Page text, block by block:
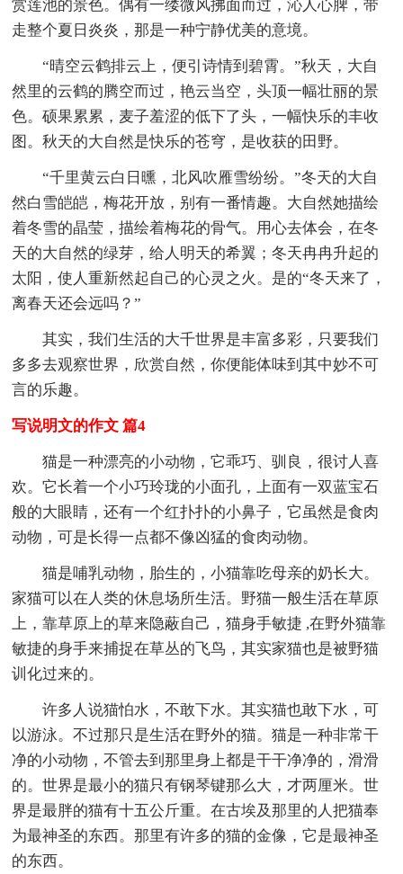
赏莲池的景色。偶有一缕微风拂面而过，沁人心脾，带
走整个夏日炎炎，那是一种宁静优美的意境。
“晴空云鹤排云上，便引诗情到碧霄。”秋天，大自
然里的云鹤的腾空而过，艳云当空，头顶一幅壮丽的景
色。硕果累累，麦子羞涩的低下了头，一幅快乐的丰收
图。秋天的大自然是快乐的苍穹，是收获的田野。
“千里黄云白日曛，北风吹雁雪纷纷。”冬天的大自
然白雪皑皑，梅花开放，别有一番情趣。大自然她描绘
着冬雪的晶莹，描绘着梅花的骨气。用心去体会，在冬
天的大自然的绿芽，给人明天的希翼；冬天冉冉升起的
太阳，使人重新然起自己的心灵之火。是的“冬天来了，
离春天还会远吗？”
其实，我们生活的大千世界是丰富多彩，只要我们
多多去观察世界，欣赏自然，你便能体味到其中妙不可
言的乐趣。
写说明文的作文 篇4
猫是一种漂亮的小动物，它乖巧、驯良，很讨人喜
欢。它长着一个小巧玲珑的小面孔，上面有一双蓝宝石
般的大眼睛，还有一个红扑扑的小鼻子，它虽然是食肉
动物，可是长得一点都不像凶猛的食肉动物。
猫是哺乳动物，胎生的，小猫靠吃母亲的奶长大。
家猫可以在人类的休息场所生活。野猫一般生活在草原
上，靠草原上的草来隐蔽自己，猫身手敏捷 ,在野外猫靠
敏捷的身手来捕捉在草丛的飞鸟，其实家猫也是被野猫
训化过来的。
许多人说猫怕水，不敢下水。其实猫也敢下水，可
以游泳。不过那只是生活在野外的猫。猫是一种非常干
净的小动物，不管去到那里身上都是干干净净的，滑滑
的。世界是最小的猫只有钢琴键那么大，才两厘米。世
界是最胖的猫有十五公斤重。在古埃及那里的人把猫奉
为最神圣的东西。那里有许多的猫的金像，它是最神圣
的东西。